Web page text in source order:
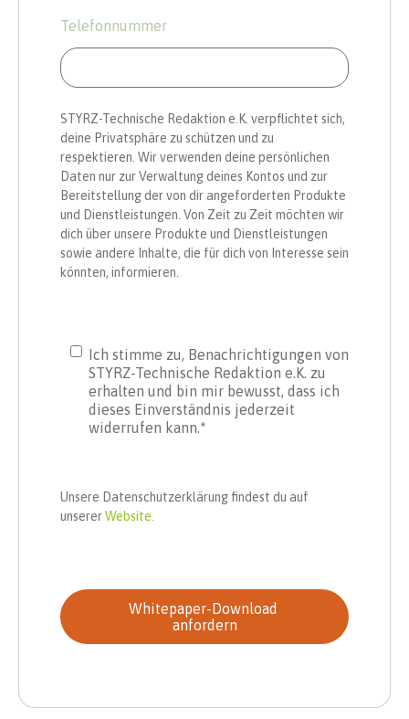
Telefonnummer
STYRZ-Technische Redaktion e.K. verpflichtet sich,
deine Privatsphäre zu schützen und zu
respektieren. Wir verwenden deine persönlichen
Daten nur zur Verwaltung deines Kontos und zur
Bereitstellung der von dir angeforderten Produkte
und Dienstleistungen. Von Zeit zu Zeit möchten wir
dich über unsere Produkte und Dienstleistungen
sowie andere Inhalte, die für dich von Interesse sein
könnten, informieren.
Ich stimme zu, Benachrichtigungen von
STYRZ-Technische Redaktion e.K. zu
erhalten und bin mir bewusst, dass ich
dieses Einverständnis jederzeit
widerrufen kann.*
Unsere Datenschutzerklärung findest du auf
unsererWebsite.